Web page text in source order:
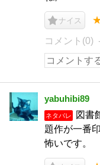
ナイス
コメント(0)
yabuhibi89
ネタバレ
図書
題作が一番
怖いです。